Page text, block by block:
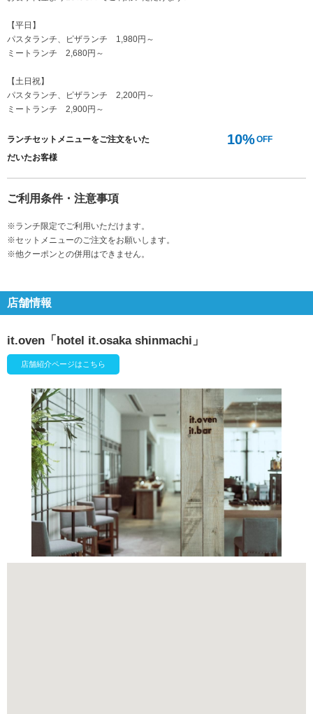
【平日】
パスタランチ、ピザランチ 1,980円～
ミートランチ 2,680円～
【土日祝】
パスタランチ、ピザランチ 2,200円～
ミートランチ 2,900円～
ランチセットメニューをご注文をいた
だいたお客様
10%OFF
ご利用条件・注意事項
※ランチ限定でご利用いただけます。
※セットメニューのご注文をお願いします。
※他クーポンとの併用はできません。
店舗情報
it.oven「hotel it.osaka shinmachi」
店舗紹介ページはこちら